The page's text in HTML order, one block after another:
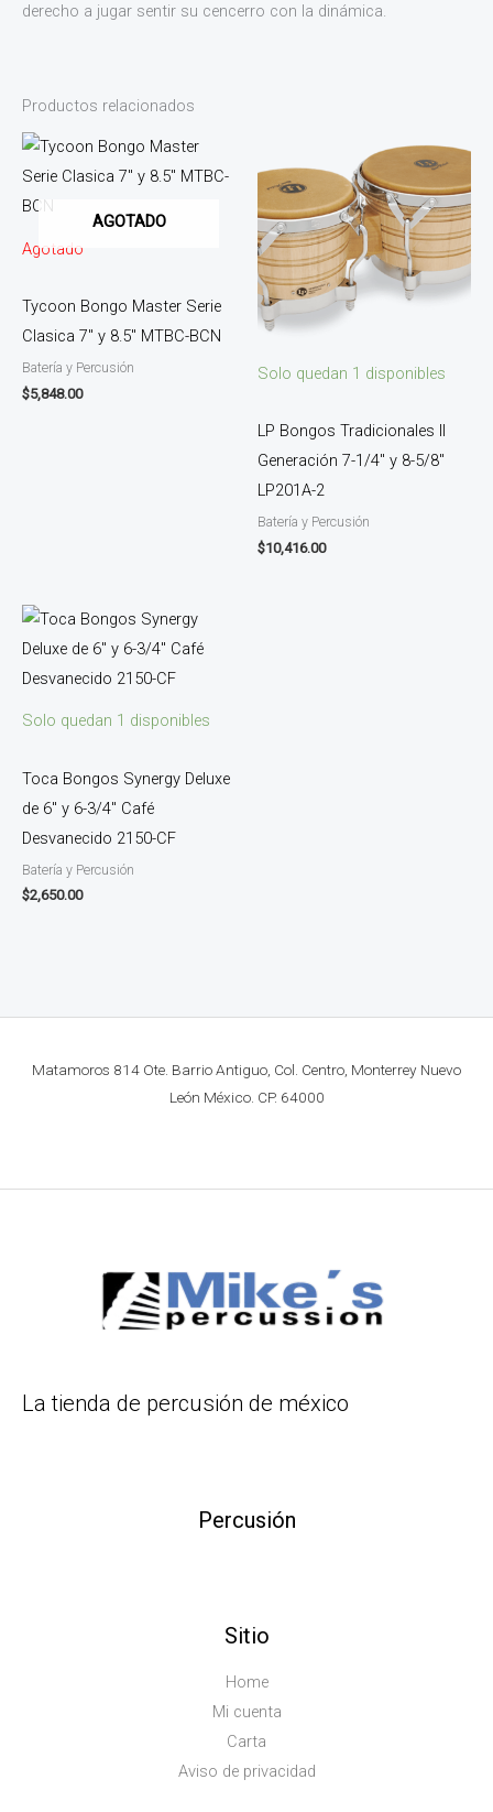
derecho a jugar sentir su cencerro con la dinámica.
Productos relacionados
AGOTADO
Agotado
Tycoon Bongo Master Serie
Clasica 7″ y 8.5″ MTBC-BCN
Batería y Percusión
$5,848.00
Solo quedan 1 disponibles
LP Bongos Tradicionales II
Generación 7-1/4″ y 8-5/8″
LP201A-2
Batería y Percusión
$10,416.00
Solo quedan 1 disponibles
Toca Bongos Synergy Deluxe
de 6″ y 6-3/4″ Café
Desvanecido 2150-CF
Batería y Percusión
$2,650.00
Matamoros 814 Ote. Barrio Antiguo, Col. Centro, Monterrey Nuevo
León México. CP. 64000
La tienda de percusión de méxico
Percusión
Sitio
Home
Mi cuenta
Carta
Aviso de privacidad